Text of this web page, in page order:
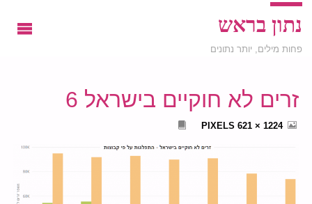
נתון בראש
פחות מילים, יותר נתונים
זרים לא חוקיים בישראל 6
FULL
1224 × 621
PIXELS